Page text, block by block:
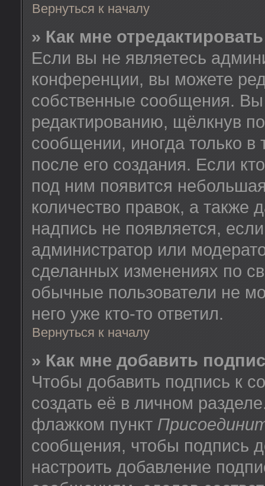
Вернуться к началу
» Как мне
Если вы не являетесь
конференции, вы можете
собственные сообщения.
редактированию, щёлкнув
сообщении, иногда только в
после его создания. Если
под ним появится
количество правок, а также
надпись не появляется,
администратор или
сделанных изменениях по
обычные пользователи не
него уже кто-то ответил.
Вернуться к началу
» Как мне добавить
Чтобы добавить подпись к
создать её в личном
флажком пункт
сообщения, чтобы подпись
настроить добавление